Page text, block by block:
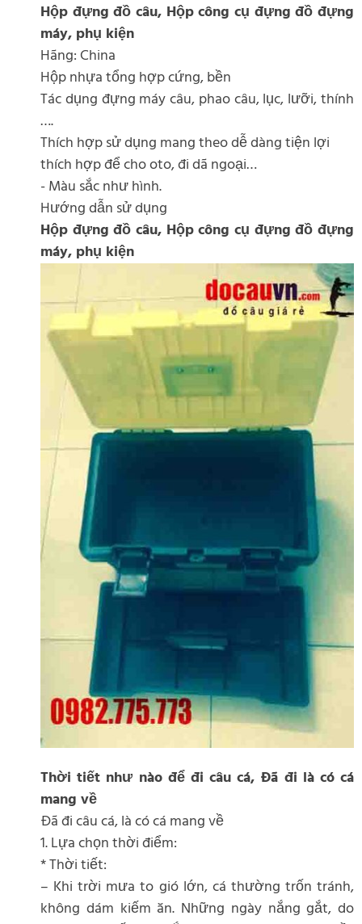
Hộp đựng đồ câu, Hộp công cụ đựng đồ đựng
máy, phụ kiện
Hãng: China
Hộp nhựa tổng hợp cứng, bền
Tác dụng đựng máy câu, phao câu, lục, lưỡi, thính
….
Thích hợp sử dụng mang theo dễ dàng tiện lợi
thích hợp để cho oto, đi dã ngoại…
- Màu sắc như hình.
Hướng dẫn sử dụng
Hộp đựng đồ câu, Hộp công cụ đựng đồ đựng
máy, phụ kiện
Thời tiết như nào để đi câu cá, Đã đi là có cá
mang về
Đã đi câu cá, là có cá mang về
1. Lựa chọn thời điểm:
* Thời tiết:
– Khi trời mưa to gió lớn, cá thường trốn tránh,
không dám kiếm ăn. Những ngày nắng gắt, do